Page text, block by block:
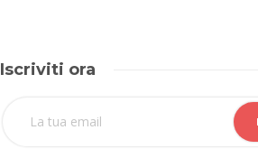
Iscriviti ora